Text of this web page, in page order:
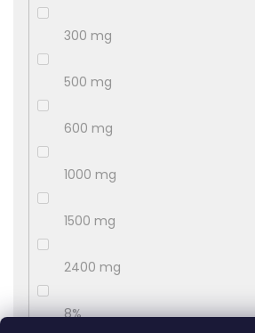
300 mg
500 mg
600 mg
1000 mg
1500 mg
2400 mg
8%